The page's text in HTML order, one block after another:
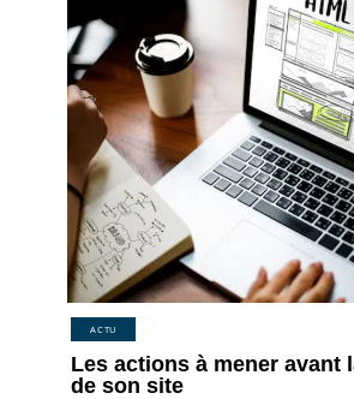
ACTU
Les actions à mener avant
de son site